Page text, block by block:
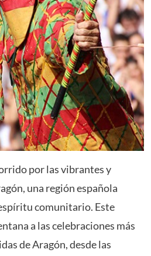
por las vibrantes y
una región española
comunitario. Este
a las celebraciones más
de Aragón, desde las